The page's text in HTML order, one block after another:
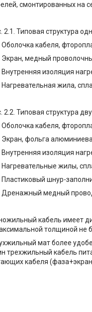
смонтированных на
2.1. Типовая структура
кабеля,
медный
изоляция
жила,
2.2. Типовая структура
кабеля,
фольга
изоляция
жилы,
шнур-
медный
кабель имеет
толщиной не
мат более
трехжильный кабель
кабеля